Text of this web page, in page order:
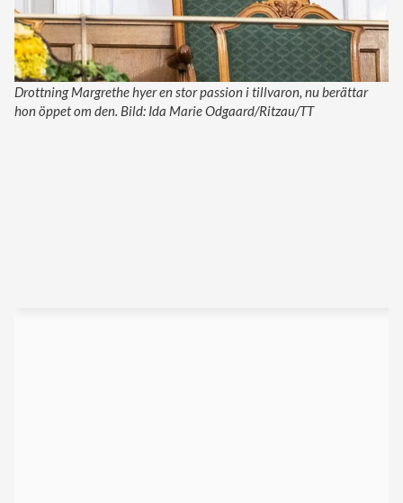
Drottning Margrethe hyer en stor passion i tillvaron, nu berättar
hon öppet om den. Bild: Ida Marie Odgaard/Ritzau/TT